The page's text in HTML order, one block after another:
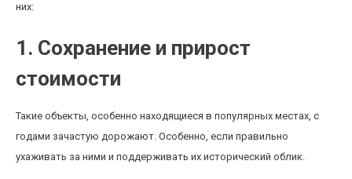
них:
1. Сохранение и прирост
стоимости
Такие объекты, особенно находящиеся в популярных местах, с
годами зачастую дорожают. Особенно, если правильно
ухаживать за ними и поддерживать их исторический облик.